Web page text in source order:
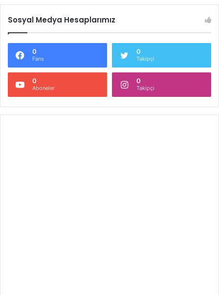
Sosyal Medya Hesaplarımız
0
Fans
0
Takipçi
0
Aboneler
0
Takipçi